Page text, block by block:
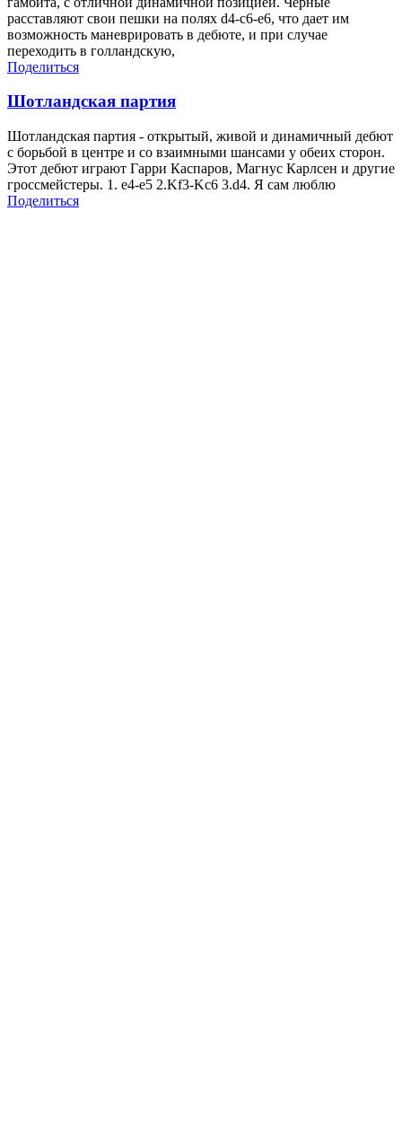
расставляют свои пешки на полях d4-c6-e6, что дает им
возможность маневрировать в дебюте, и при случае
переходить в голландскую,
Поделиться
Шотландская партия
Шотландская партия - открытый, живой и динамичный дебют
с борьбой в центре и со взаимными шансами у обеих сторон.
Этот дебют играют Гарри Каспаров, Магнус Карлсен и другие
гроссмейстеры. 1. е4-е5 2.Kf3-Kc6 3.d4. Я сам люблю
Поделиться